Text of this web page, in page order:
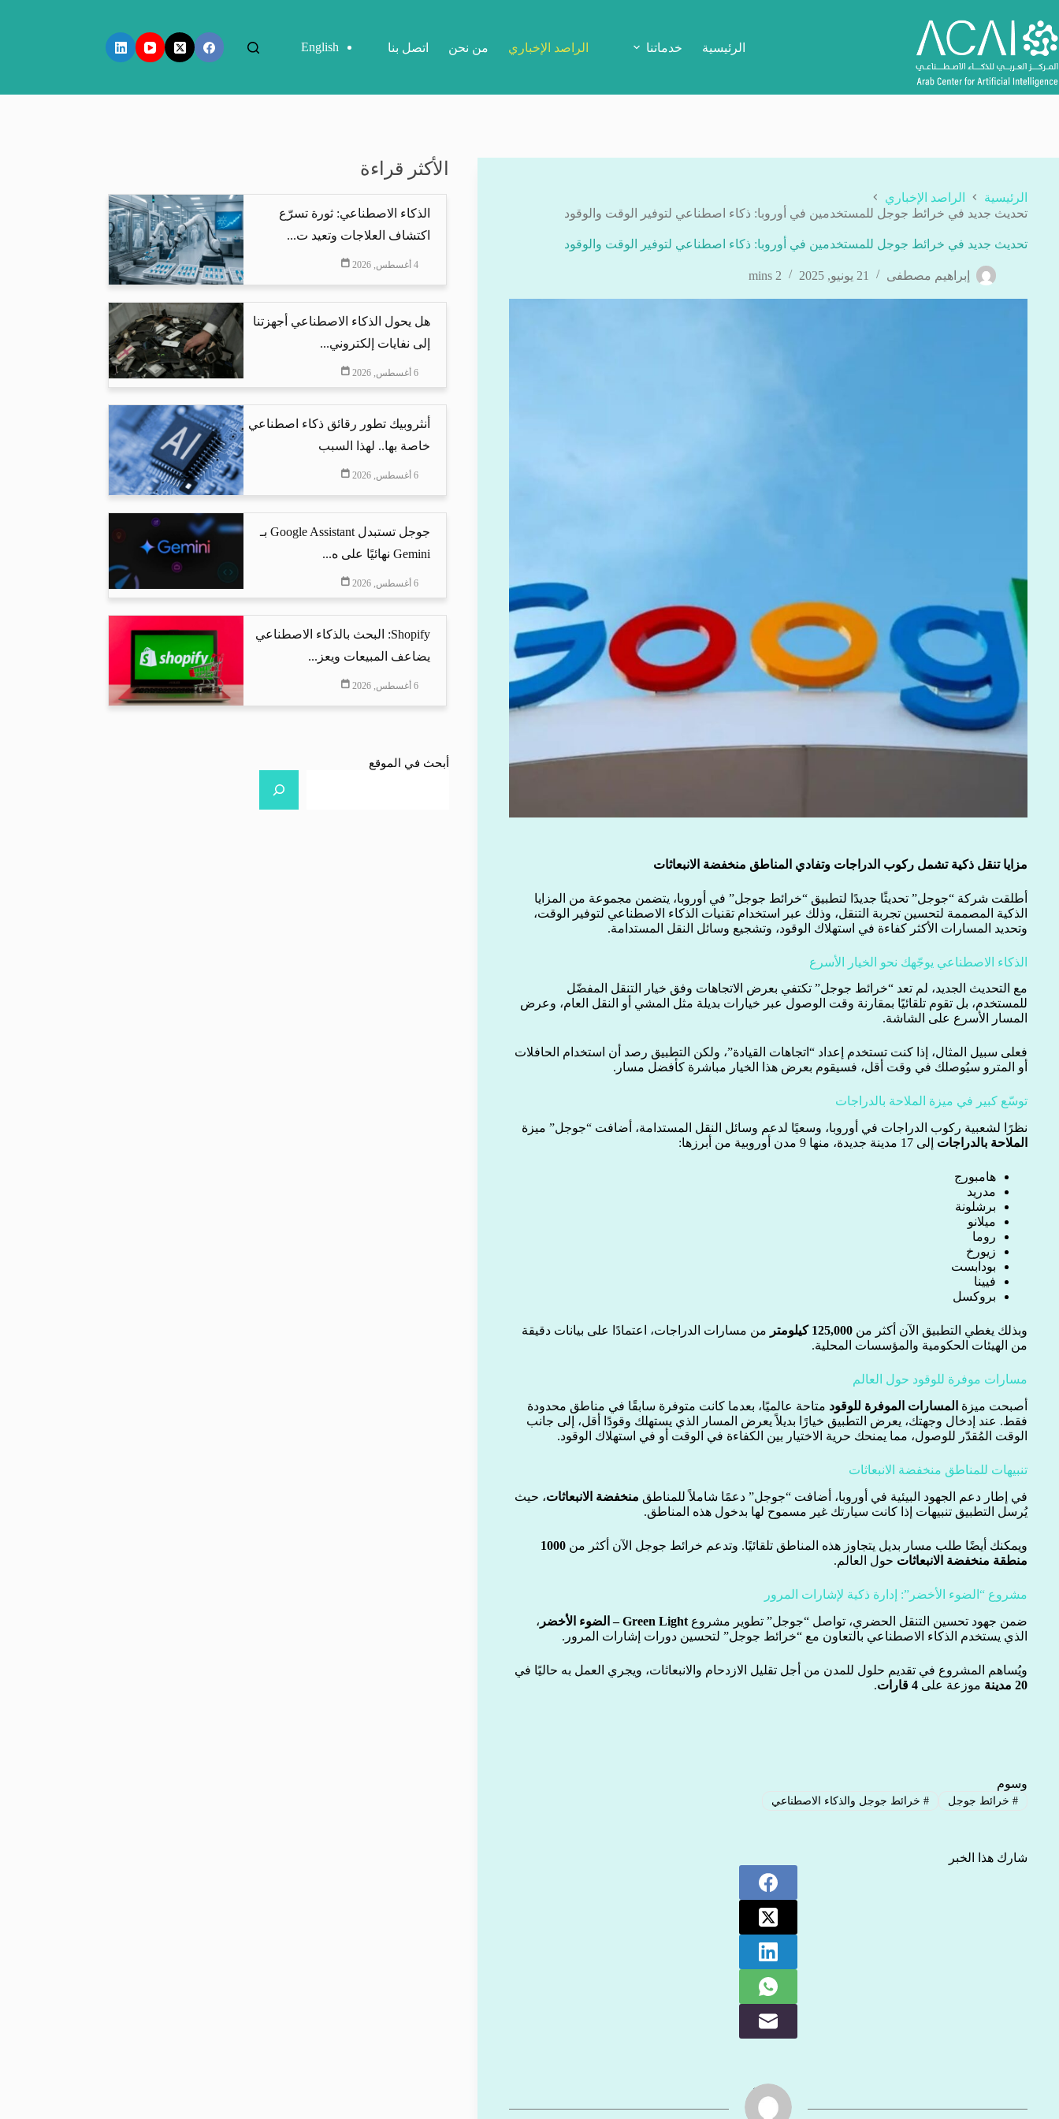
إلى
المحتوى
الرئيسية خدماتنا الراصد الإخباري من نحن اتصل بنا English
الرئيسية
الراصد الإخباري
تحديث جديد في خرائط جوجل للمستخدمين في أوروبا: ذكاء اصطناعي لتوفير الوقت والوقود
تحديث جديد في خرائط جوجل للمستخدمين في أوروبا: ذكاء اصطناعي لتوفير الوقت والوقود
إبراهيم مصطفى 21 يونيو, 2025 2 mins
مزايا تنقل ذكية تشمل ركوب الدراجات وتفادي المناطق منخفضة الانبعاثات
أطلقت شركة “جوجل” تحديثًا جديدًا لتطبيق “خرائط جوجل” في أوروبا، يتضمن مجموعة من المزايا
الذكية المصممة لتحسين تجربة التنقل، وذلك عبر استخدام تقنيات الذكاء الاصطناعي لتوفير الوقت،
وتحديد المسارات الأكثر كفاءة في استهلاك الوقود، وتشجيع وسائل النقل المستدامة.
الذكاء الاصطناعي يوجّهك نحو الخيار الأسرع
مع التحديث الجديد، لم تعد “خرائط جوجل” تكتفي بعرض الاتجاهات وفق خيار التنقل المفضّل
للمستخدم، بل تقوم تلقائيًا بمقارنة وقت الوصول عبر خيارات بديلة مثل المشي أو النقل العام، وعرض
المسار الأسرع على الشاشة.
فعلى سبيل المثال، إذا كنت تستخدم إعداد “اتجاهات القيادة”، ولكن التطبيق رصد أن استخدام الحافلات
أو المترو سيُوصلك في وقت أقل، فسيقوم بعرض هذا الخيار مباشرة كأفضل مسار.
توسّع كبير في ميزة الملاحة بالدراجات
نظرًا لشعبية ركوب الدراجات في أوروبا، وسعيًا لدعم وسائل النقل المستدامة، أضافت “جوجل” ميزة
الملاحة بالدراجات إلى 17 مدينة جديدة، منها 9 مدن أوروبية من أبرزها:
هامبورج
مدريد
برشلونة
ميلانو
روما
زيورخ
بودابست
فيينا
بروكسل
وبذلك يغطي التطبيق الآن أكثر من 125,000 كيلومتر
من مسارات الدراجات، اعتمادًا على بيانات دقيقة
من الهيئات الحكومية والمؤسسات المحلية.
مسارات موفرة للوقود حول العالم
أصبحت ميزة المسارات الموفرة للوقود متاحة عالميًا، بعدما كانت متوفرة سابقًا في مناطق محدودة
فقط. عند إدخال وجهتك، يعرض التطبيق خيارًا بديلاً يعرض المسار الذي يستهلك وقودًا أقل، إلى جانب
الوقت المُقدّر للوصول، مما يمنحك حرية الاختيار بين الكفاءة في الوقت أو في استهلاك الوقود.
تنبيهات للمناطق منخفضة الانبعاثات
في إطار دعم الجهود البيئية في أوروبا، أضافت “جوجل” دعمًا شاملاً للمناطق منخفضة الانبعاثات، حيث
يُرسل التطبيق تنبيهات إذا كانت سيارتك غير مسموح لها بدخول هذه المناطق.
ويمكنك أيضًا طلب مسار بديل يتجاوز هذه المناطق تلقائيًا. وتدعم خرائط جوجل الآن أكثر من 1000
منطقة منخفضة الانبعاثات حول العالم.
مشروع “الضوء الأخضر”: إدارة ذكية لإشارات المرور
ضمن جهود تحسين التنقل الحضري، تواصل “جوجل” تطوير مشروع Green Light – الضوء الأخضر
،
الذي يستخدم الذكاء الاصطناعي بالتعاون مع “خرائط جوجل” لتحسين دورات إشارات المرور.
ويُساهم المشروع في تقديم حلول للمدن من أجل تقليل الازدحام والانبعاثات، ويجري العمل به حاليًا في
20 مدينة
موزعة على 4 قارات .
وسوم
#خرائط جوجل #خرائط جوجل والذكاء الاصطناعي
شارك هذا الخبر
الأكثر قراءة
الذكاء الاصطناعي: ثورة تسرّع
اكتشاف العلاجات وتعيد ت...
4 أغسطس, 2026
هل يحول الذكاء الاصطناعي أجهزتنا
إلى نفايات إلكتروني...
6 أغسطس, 2026
أنثروبيك تطور رقائق ذكاء اصطناعي
خاصة بها.. لهذا السبب
6 أغسطس, 2026
جوجل تستبدل Google Assistant بـ
Gemini نهائيًا على ه...
6 أغسطس, 2026
Shopify: البحث بالذكاء الاصطناعي
يضاعف المبيعات ويعز...
6 أغسطس, 2026
أبحث في الموقع